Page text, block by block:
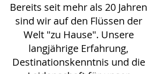
Bereits seit mehr als 20 Jahren
sind wir auf den Flüssen der
Welt "zu Hause". Unsere
langjährige Erfahrung,
Destinationskenntnis und die